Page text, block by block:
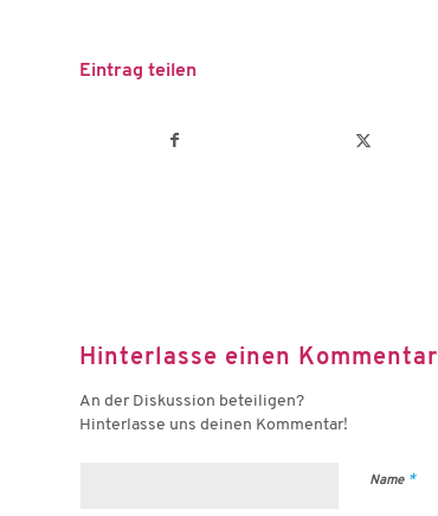
Eintrag teilen
Hinterlasse einen Kommentar
An der Diskussion beteiligen?
Hinterlasse uns deinen Kommentar!
Name *